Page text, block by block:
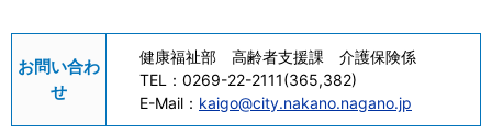
お問い合わ
せ
健康福祉部 高齢者支援課 介護保険係
TEL： 0269-22-2111(365,382)
E-Mail： kaigo@city.nakano.nagano.jp